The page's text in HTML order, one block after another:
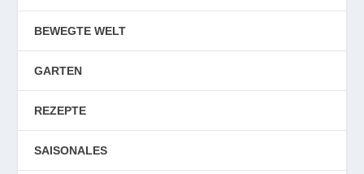
BEWEGTE WELT
GARTEN
REZEPTE
SAISONALES